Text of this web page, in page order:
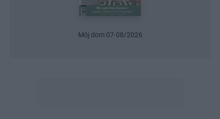
Môj dom 07-08/2026